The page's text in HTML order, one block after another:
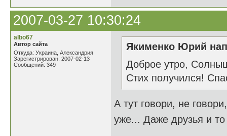
2007-03-27 10:30:24
albo67
Автор сайта
Откуда: Украина, Александрия
Зарегистрирован: 2007-02-13
Сообщений: 349
Якименко Юрий
Доброе утро,
Стих получился!
А тут говори, не
уже... Даже друзья и